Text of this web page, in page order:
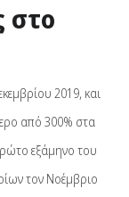
στο
2019, και
από 300% στα
εξάμηνο του
τον Νοέμβριο